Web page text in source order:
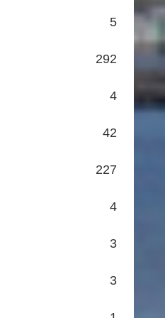
5
292
4
42
227
4
3
3